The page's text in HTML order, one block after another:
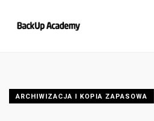
ARCHIWIZACJA I KOPIA ZAPASOWA